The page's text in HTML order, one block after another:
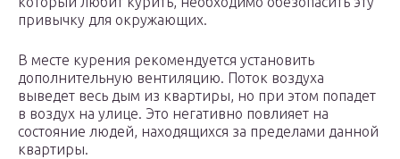
привычку для окружающих.
В месте курения рекомендуется установить
дополнительную вентиляцию. Поток воздуха
выведет весь дым из квартиры, но при этом попадет
в воздух на улице. Это негативно повлияет на
состояние людей, находящихся за пределами данной
квартиры.